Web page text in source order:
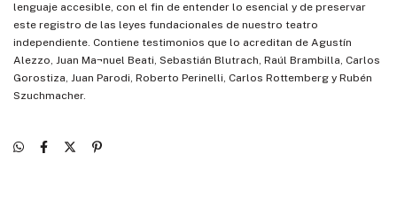
lenguaje accesible, con el fin de entender lo esencial y de preservar
este registro de las leyes fundacionales de nuestro teatro
independiente. Contiene testimonios que lo acreditan de Agustín
Alezzo, Juan Ma¬nuel Beati, Sebastián Blutrach, Raúl Brambilla, Carlos
Gorostiza, Juan Parodi, Roberto Perinelli, Carlos Rottemberg y Rubén
Szuchmacher.